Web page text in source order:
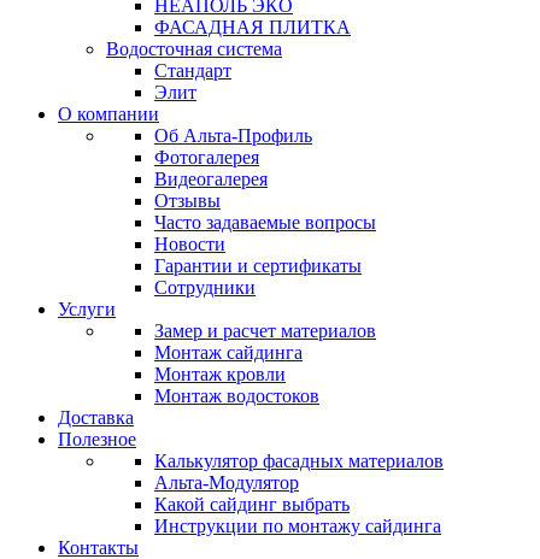
НЕАПОЛЬ ЭКО
ФАСАДНАЯ ПЛИТКА
Водосточная система
Стандарт
Элит
О компании
Об Альта-Профиль
Фотогалерея
Видеогалерея
Отзывы
Часто задаваемые вопросы
Новости
Гарантии и сертификаты
Сотрудники
Услуги
Замер и расчет материалов
Монтаж сайдинга
Монтаж кровли
Монтаж водостоков
Доставка
Полезное
Калькулятор фасадных материалов
Альта-Модулятор
Какой сайдинг выбрать
Инструкции по монтажу сайдинга
Контакты